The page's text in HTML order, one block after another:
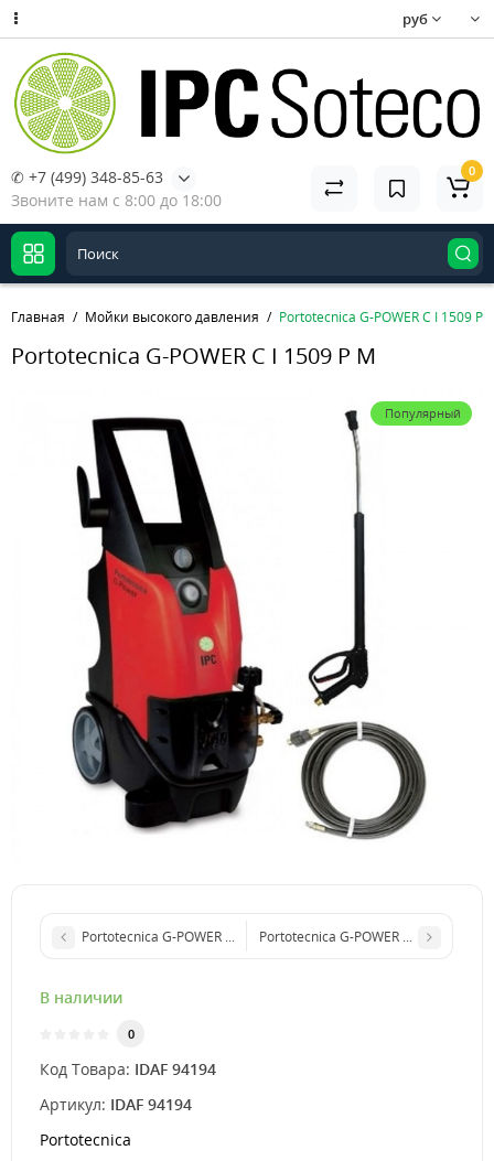
руб
✆ +7 (499) 348-85-63
Звоните нам с 8:00 до 18:00
0
Главная Мойки высокого давления Portotecnica G-POWER C I 1509 P
Portotecnica G-POWER C I 1509 P M
Популярный
Portotecnica G-POWER C 1509 P MPortotecnica G-POWER C 1813 P T
В наличии
0
Код Товара: IDAF 94194
Артикул: IDAF 94194
Portotecnica